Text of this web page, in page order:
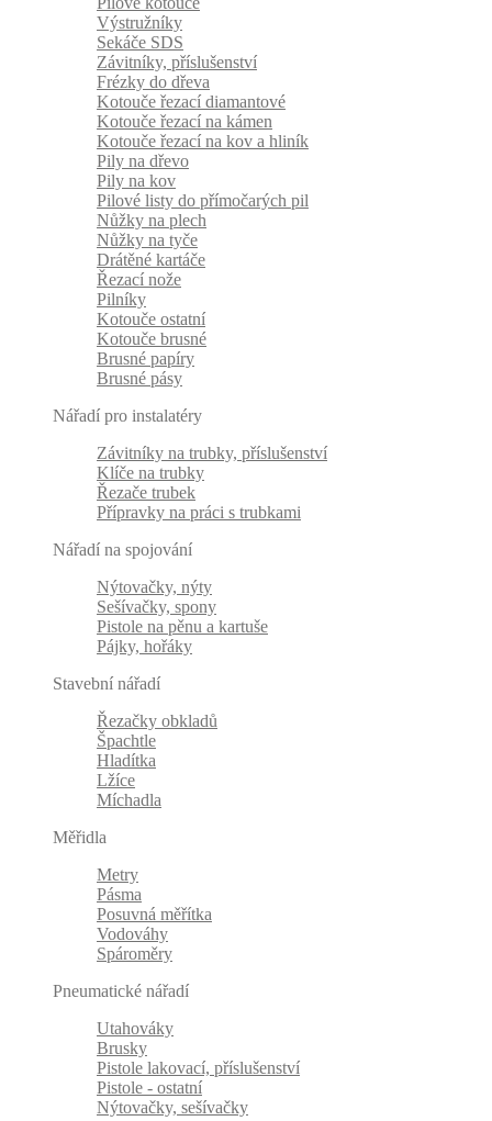
Výstružníky
Sekáče SDS
Závitníky, příslušenství
Frézky do dřeva
Kotouče řezací diamantové
Kotouče řezací na kámen
Kotouče řezací na kov a hliník
Pily na dřevo
Pily na kov
Pilové listy do přímočarých pil
Nůžky na plech
Nůžky na tyče
Drátěné kartáče
Řezací nože
Pilníky
Kotouče ostatní
Kotouče brusné
Brusné papíry
Brusné pásy
Nářadí pro instalatéry
Závitníky na trubky, příslušenství
Klíče na trubky
Řezače trubek
Přípravky na práci s trubkami
Nářadí na spojování
Nýtovačky, nýty
Sešívačky, spony
Pistole na pěnu a kartuše
Pájky, hořáky
Stavební nářadí
Řezačky obkladů
Špachtle
Hladítka
Lžíce
Míchadla
Měřidla
Metry
Pásma
Posuvná měřítka
Vodováhy
Spároměry
Pneumatické nářadí
Utahováky
Brusky
Pistole lakovací, příslušenství
Pistole - ostatní
Nýtovačky, sešívačky